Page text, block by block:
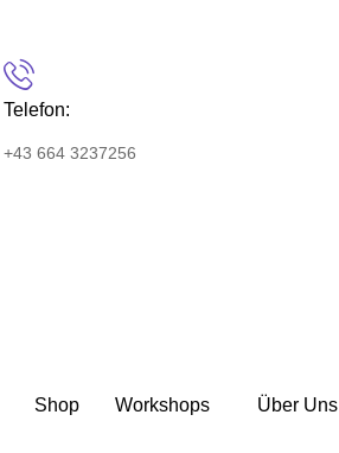
Telefon:
+43 664 3237256
Shop Workshops Über Uns